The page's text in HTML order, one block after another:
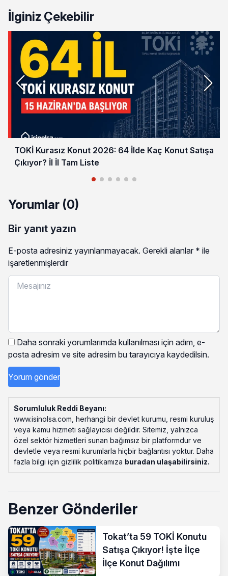
İlginiz Çekebilir
TOKİ Kurasız Konut 2026: 64 İlde Kaç Konut Satışa
Çıkıyor? İl İl Tam Liste
Yorumlar (0)
Bir yanıt yazın
E-posta adresiniz yayınlanmayacak. Gerekli alanlar * ile
işaretlenmişlerdir
Daha sonraki yorumlarımda kullanılması için adım, e-
posta adresim ve site adresim bu tarayıcıya kaydedilsin.
Sorumluluk Reddi Beyanı:
www.isinolsa.com, herhangi bir devlet kurumu, resmi kuruluş
veya kamu hizmeti sağlayıcısı değildir. Sitemiz, yalnızca
özel sektör hizmetleri sunan bağımsız bir platformdur ve
devletle veya resmi kurumlarla hiçbir bağlantısı yoktur. Daha
fazla bilgi için gizlilik politikamıza buradan ulaşabilirsiniz.
Benzer Gönderiler
Tokat’ta 59 TOKİ Konutu
Satışa Çıkıyor! İşte İlçe
İlçe Konut Dağılımı